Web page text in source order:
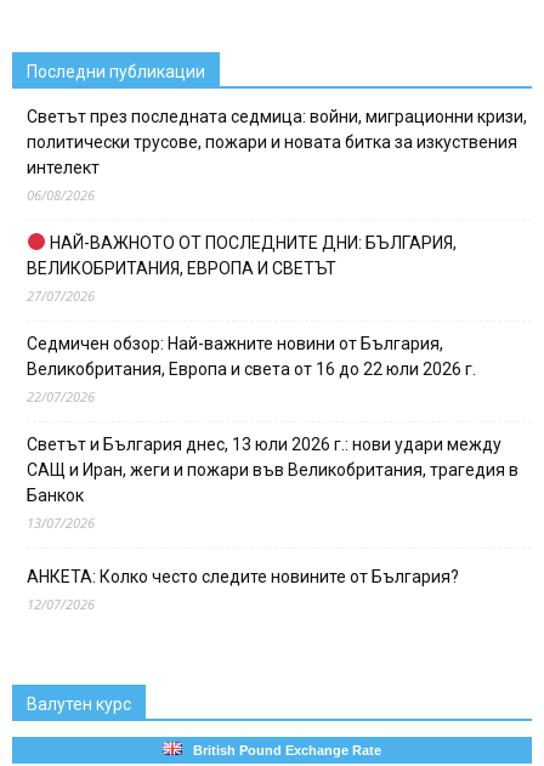
Последни публикации
Светът през последната седмица: войни, миграционни кризи,
политически трусове, пожари и новата битка за изкуствения
интелект
06/08/2026
НАЙ-ВАЖНОТО ОТ ПОСЛЕДНИТЕ ДНИ: БЪЛГАРИЯ,
ВЕЛИКОБРИТАНИЯ, ЕВРОПА И СВЕТЪТ
27/07/2026
Седмичен обзор: Най-важните новини от България,
Великобритания, Европа и света от 16 до 22 юли 2026 г.
22/07/2026
Светът и България днес, 13 юли 2026 г.: нови удари между
САЩ и Иран, жеги и пожари във Великобритания, трагедия в
Банкок
13/07/2026
АНКЕТА: Колко често следите новините от България?
12/07/2026
Валутен курс
British Pound Exchange Rate